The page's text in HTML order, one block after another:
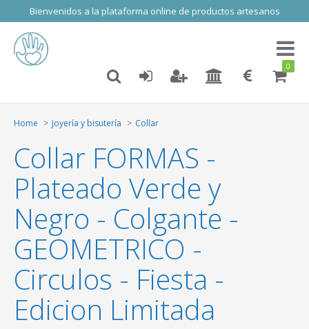
Bienvenidos a la plataforma online de productos artesanos
Toggle
0
Home Joyería y bisutería Collar
Collar FORMAS -
Plateado Verde y
Negro - Colgante -
GEOMETRICO -
Circulos - Fiesta -
Edicion Limitada